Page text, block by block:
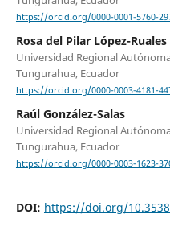
https://orcid.org/0000-0001-5760-
Rosa del Pilar López-Ruales
Universidad Regional
Tungurahua, Ecuador
https://orcid.org/0000-0003-4181-
Raúl González-Salas
Universidad Regional
Tungurahua, Ecuador
https://orcid.org/0000-0003-1623-
DOI: https://doi.org/